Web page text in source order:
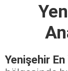
Yenişehir En